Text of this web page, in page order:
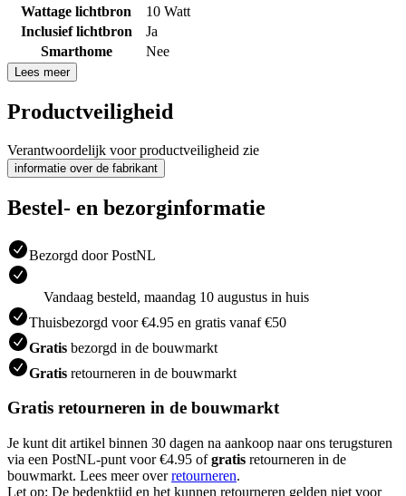
Wattage lichtbron
10 Watt
Inclusief lichtbron
Ja
Smarthome
Nee
Lees meer
Productveiligheid
Verantwoordelijk voor productveiligheid zie
informatie over de fabrikant
Bestel- en bezorginformatie
Bezorgd door PostNL
Vandaag besteld, maandag 10 augustus in huis
Thuisbezorgd voor €4.95 en gratis vanaf €50
Gratis bezorgd in de bouwmarkt
Gratis retourneren in de bouwmarkt
Gratis retourneren in de bouwmarkt
Je kunt dit artikel binnen 30 dagen na aankoop naar ons terugsturen
via een PostNL-punt voor €4.95 ofgratis retourneren in de
bouwmarkt. Lees meer overretourneren.
Let op: De bedenktijd en het kunnen retourneren gelden niet voor